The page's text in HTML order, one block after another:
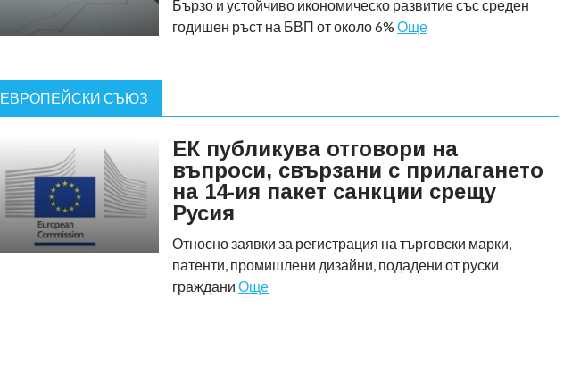
Бързо и устойчиво икономическо развитие със среден
годишен ръст на БВП от около 6% Още
ЕВРОПЕЙСКИ СЪЮЗ
ЕК публикува отговори на
въпроси, свързани с прилагането
на 14-ия пакет санкции срещу
Русия
Относно заявки за регистрация на търговски марки,
патенти, промишлени дизайни, подадени от руски
граждани Още